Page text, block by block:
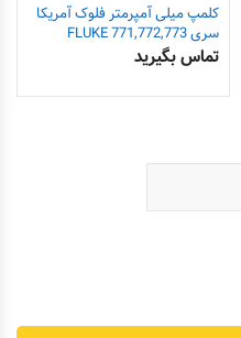
کلمپ میلی آمپرمتر فلوک آمریکا
سری FLUKE 771,772,773
تماس بگیرید